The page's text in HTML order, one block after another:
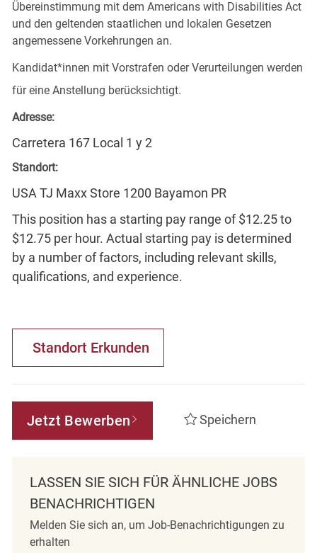
Übereinstimmung mit dem Americans with Disabilities Act
und den geltenden staatlichen und lokalen Gesetzen
angemessene Vorkehrungen an.
Kandidat*innen mit Vorstrafen oder Verurteilungen werden
für eine Anstellung berücksichtigt.
Adresse:
Carretera 167 Local 1 y 2
Standort:
USA TJ Maxx Store 1200 Bayamon PR
This position has a starting pay range of $12.25 to
$12.75 per hour. Actual starting pay is determined
by a number of factors, including relevant skills,
qualifications, and experience.
Standort Erkunden
Jetzt Bewerben Speichern
LASSEN SIE SICH FÜR ÄHNLICHE JOBS
BENACHRICHTIGEN
Melden Sie sich an, um Job-Benachrichtigungen zu
erhalten